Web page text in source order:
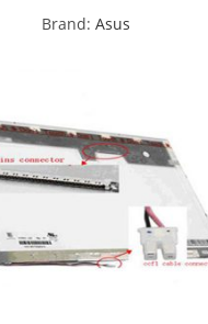
Brand: Asus